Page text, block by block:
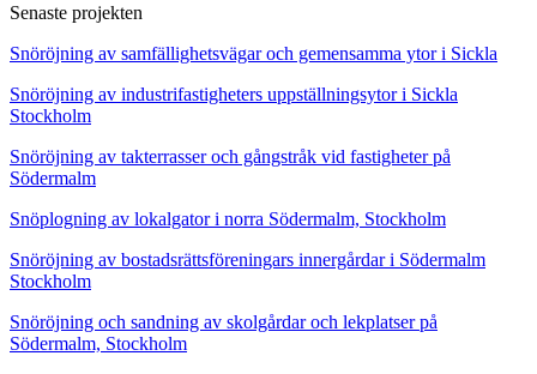
Senaste projekten
Snöröjning av samfällighetsvägar och gemensamma ytor i Sickla
Snöröjning av industrifastigheters uppställningsytor i Sickla
Stockholm
Snöröjning av takterrasser och gångstråk vid fastigheter på
Södermalm
Snöplogning av lokalgator i norra Södermalm, Stockholm
Snöröjning av bostadsrättsföreningars innergårdar i Södermalm
Stockholm
Snöröjning och sandning av skolgårdar och lekplatser på
Södermalm, Stockholm